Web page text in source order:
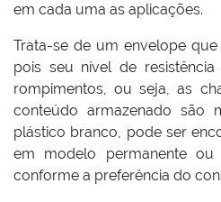
em cada uma as aplicações.
Trata-se de um envelope
pois seu nível de
rompimentos, ou seja, as
conteúdo armazenado são
plástico branco, pode ser
em modelo permanente
conforme a preferência do